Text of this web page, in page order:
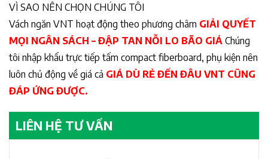
VÌ SAO NÊN CHỌN CHÚNG TÔI
Vách ngăn VNT hoạt động theo phương châm GIẢI QUYẾT
MỌI NGÂN SÁCH – ĐẬP TAN NỖI LO BÃO GIÁ Chúng
tôi nhập khẩu trực tiếp tấm compact fiberboard, phụ kiện nên
luôn chủ động về giá cả GIÁ DÙ RẺ ĐẾN ĐÂU VNT CŨNG
ĐÁP ỨNG ĐƯỢC.
LIÊN HỆ TƯ VẤN